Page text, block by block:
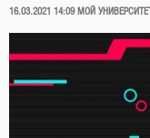
ОПУБЛИКОВАНО
16.03.2021 14:09 МОЙ УНИВЕРСИТЕТ